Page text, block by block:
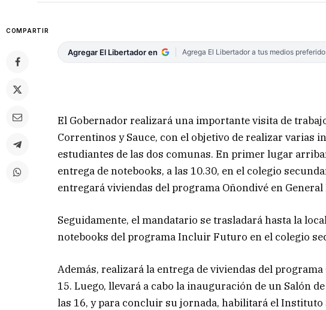
COMPARTIR
Agregar El Libertador en Agrega El Libertador a tus medios
El Gobernador realizará una importante visita de
Correntinos y Sauce, con el objetivo de realizar varias
estudiantes de las dos comunas. En primer lugar
entrega de notebooks, a las 10.30, en el colegio
entregará viviendas del programa Oñondivé en General
Seguidamente, el mandatario se trasladará hasta la
notebooks del programa Incluir Futuro en el colegio
Además, realizará la entrega de viviendas del
15. Luego, llevará a cabo la inauguración de un Salón
las 16, y para concluir su jornada, habilitará el